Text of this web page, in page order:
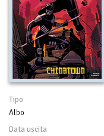
Tipo
Albo
Data uscita